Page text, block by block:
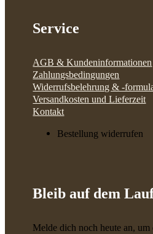
Service
AGB & Kundeninformationen
Zahlungsbedingungen
Widerrufsbelehrung & -
Versandkosten und Lieferzeit
Kontakt
Bestellung widerrufen
Bleib auf dem
Melde dich noch heute an,